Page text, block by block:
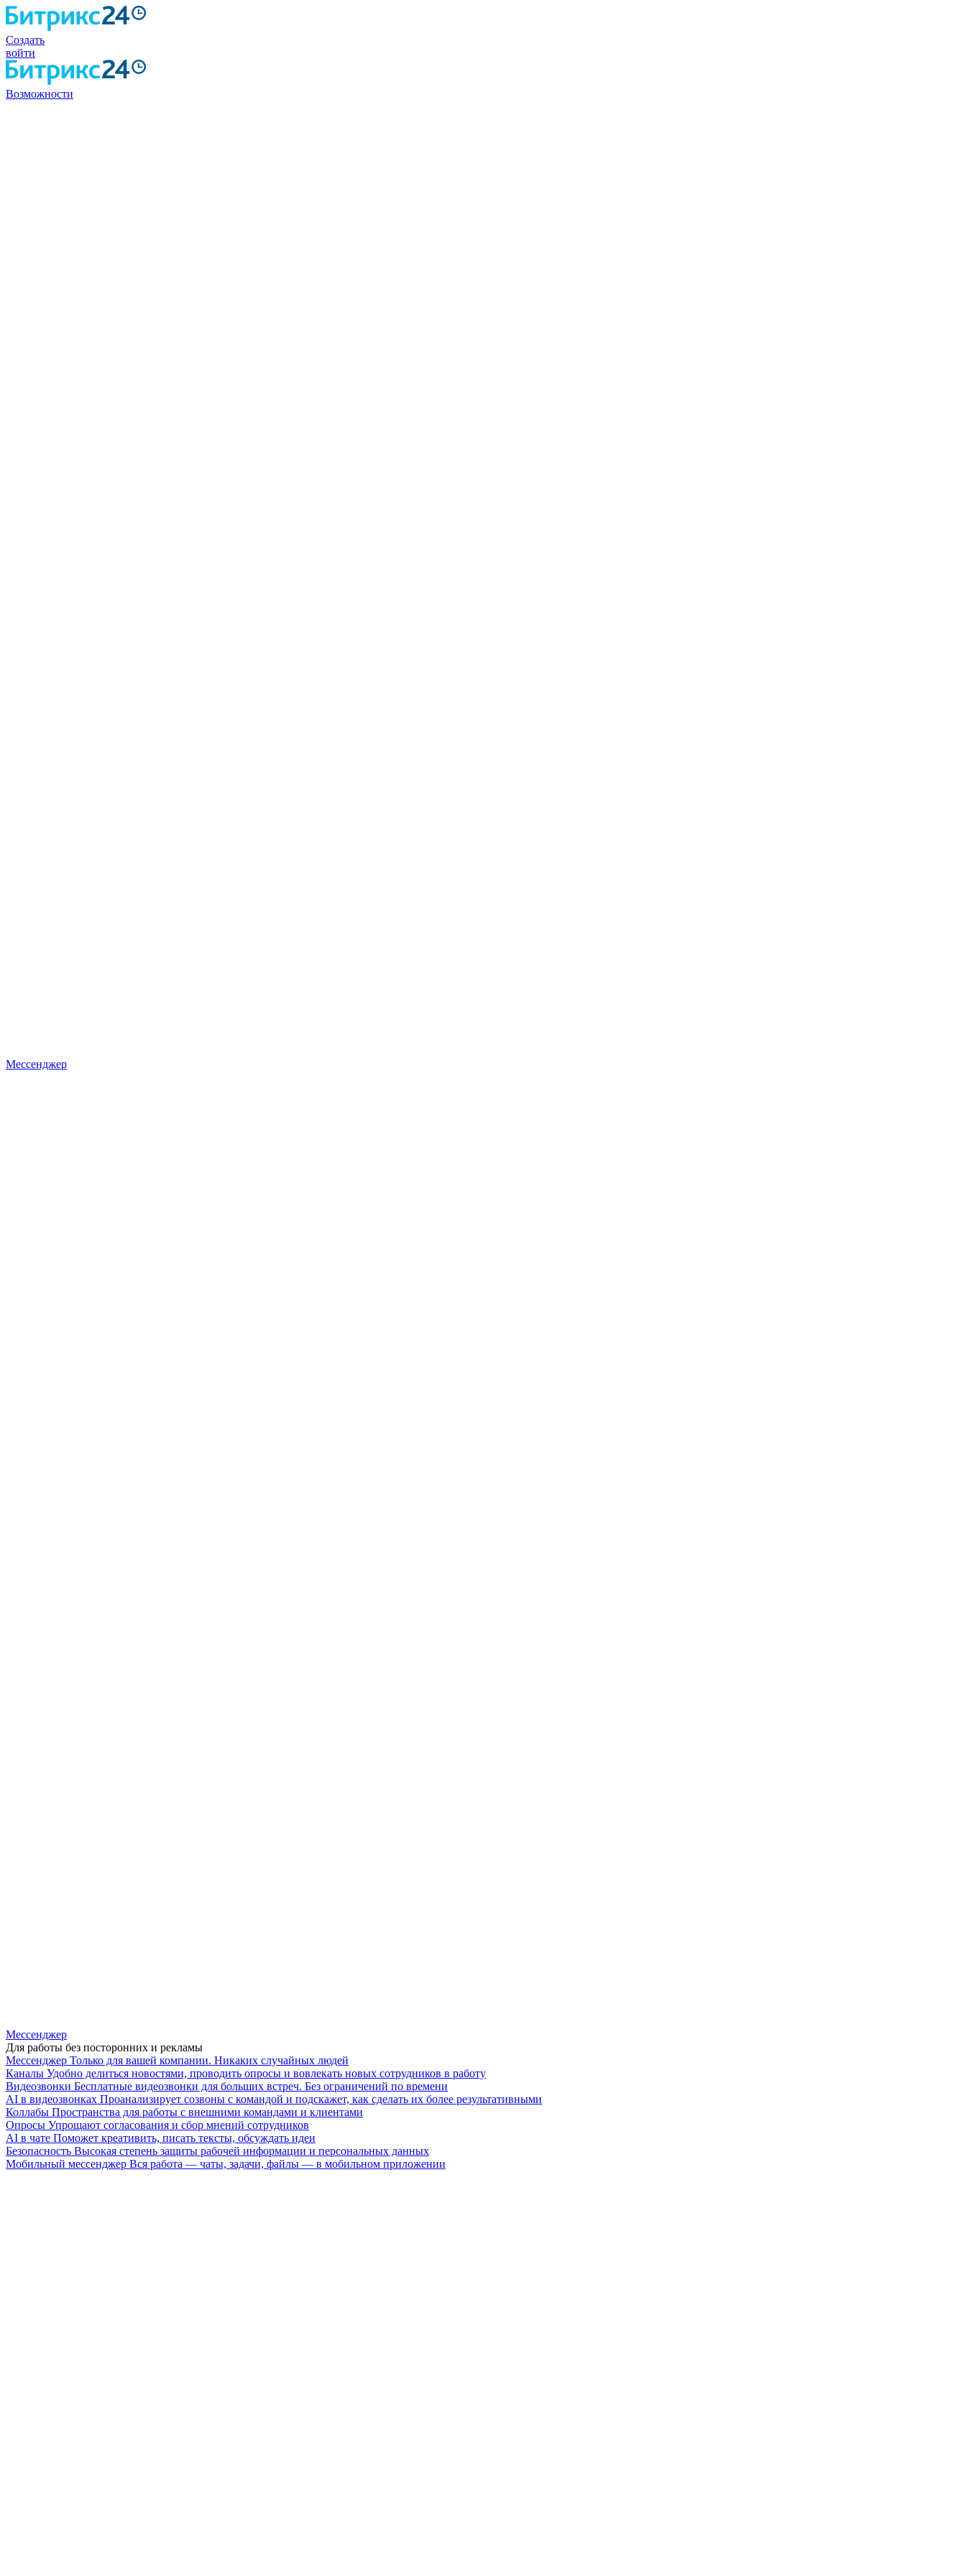
Создать
войти
Возможности
Мессенджер
Мессенджер
Для работы без посторонних и рекламы
Мессенджер Только для вашей компании. Никаких случайных людей
Каналы Удобно делиться новостями, проводить опросы и вовлекать новых сотрудников в работу
Видеозвонки Бесплатные видеозвонки для больших встреч. Без ограничений по времени
AI в видеозвонках Проанализирует созвоны с командой и подскажет, как сделать их более результативными
Коллабы Пространства для работы с внешними командами и клиентами
Опросы Упрощают согласования и сбор мнений сотрудников
AI в чате Поможет креативить, писать тексты, обсуждать идеи
Безопасность Высокая степень защиты рабочей информации и персональных данных
Мобильный мессенджер Вся работа — чаты, задачи, файлы — в мобильном приложении